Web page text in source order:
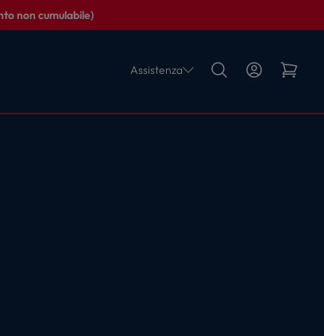
non cumulabile)
Assistenza